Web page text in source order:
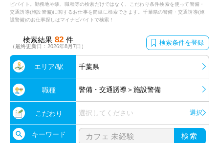
ビバイト。勤務地や駅、職種等の検索だけではなく、こだわり条件検索を使って警備・
交通誘導(施設警備)に関するお仕事を簡単に検索できます。千葉県の警備・交通誘導(施
設警備)のお仕事探しはマイナビバイトで検索！
検索結果 82 件
（最終更新日：2026年8月7日） 検索条件を登録
エリア/駅 千葉県
職種 警備・交通誘導＞施設警備
こだわり 選択してください 選択
キーワード 検索